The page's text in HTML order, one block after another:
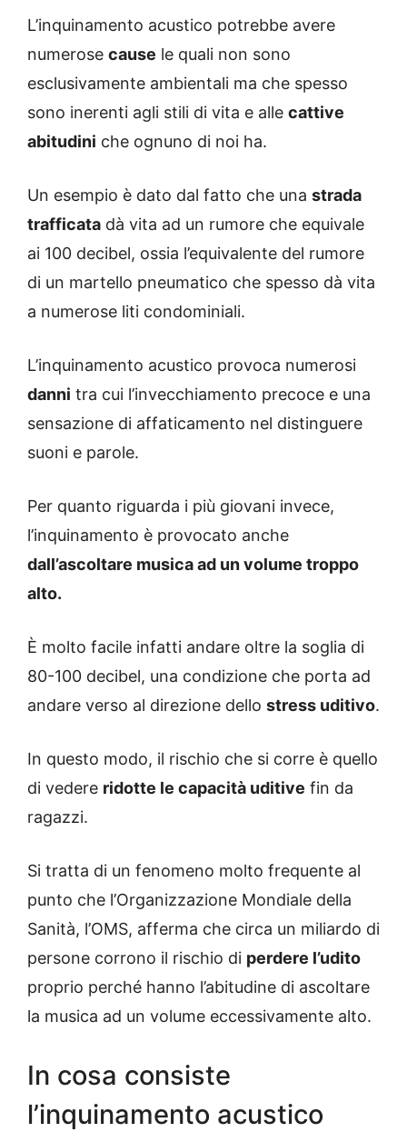
L’inquinamento acustico potrebbe avere
numerose cause le quali non sono
esclusivamente ambientali ma che spesso
sono inerenti agli stili di vita e alle cattive
abitudini che ognuno di noi ha.
Un esempio è dato dal fatto che una strada
trafficata dà vita ad un rumore che equivale
ai 100 decibel, ossia l’equivalente del rumore
di un martello pneumatico che spesso dà vita
a numerose liti condominiali.
L’inquinamento acustico provoca numerosi
danni tra cui l’invecchiamento precoce e una
sensazione di affaticamento nel distinguere
suoni e parole.
Per quanto riguarda i più giovani invece,
l’inquinamento è provocato anche
dall’ascoltare musica ad un volume troppo
alto.
È molto facile infatti andare oltre la soglia di
80-100 decibel, una condizione che porta ad
andare verso al direzione dello stress uditivo.
In questo modo, il rischio che si corre è quello
di vedere ridotte le capacità uditive fin da
ragazzi.
Si tratta di un fenomeno molto frequente al
punto che l’Organizzazione Mondiale della
Sanità, l’OMS, afferma che circa un miliardo di
persone corrono il rischio di perdere l’udito
proprio perché hanno l’abitudine di ascoltare
la musica ad un volume eccessivamente alto.
In cosa consiste
l’inquinamento acustico